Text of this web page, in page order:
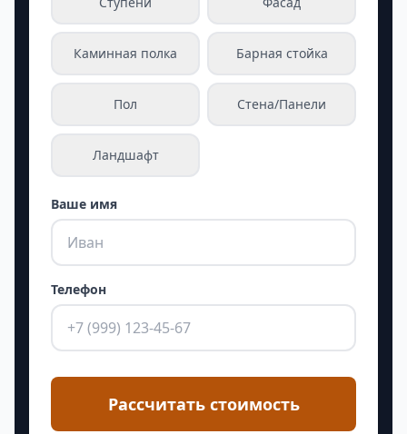
Каминная полка Барная стойка
Пол Стена/Панели
Ландшафт
Ваше имя
Телефон
Рассчитать стоимость